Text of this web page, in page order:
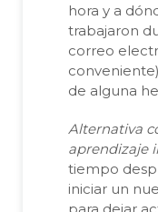
hora y a
trabajaron
correo
de alguna
Alternativa
aprendizaje
tiempo
iniciar un